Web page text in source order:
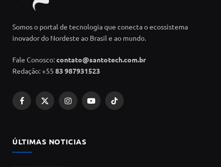
Somos o portal de tecnologia que conecta o ecossistema
inovador do Nordeste ao Brasil e ao mundo.
Fale Conosco:contato@santotech.com.br
Redação: +55 83 987931523
Facebook
X
InstagramYouTubeTikTok
ÚLTIMAS NOTICIAS